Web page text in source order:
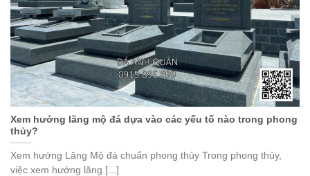
Xem hướng lăng mộ đá dựa vào các yếu tố nào trong phong
thủy?
Xem hướng Lăng Mộ đá chuẩn phong thủy Trong phong thủy,
việc xem hướng lăng [...]